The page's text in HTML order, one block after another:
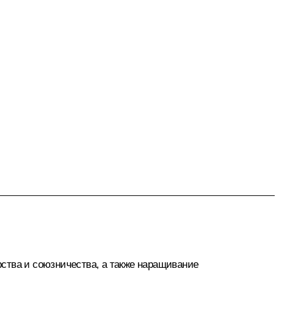
и союзничества, а также наращивание